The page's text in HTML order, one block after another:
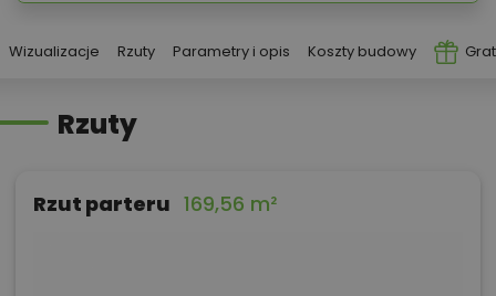
Wizualizacje Rzuty Parametry i opis Koszty budowy
Rzuty
Rzut parteru 169,56 m²